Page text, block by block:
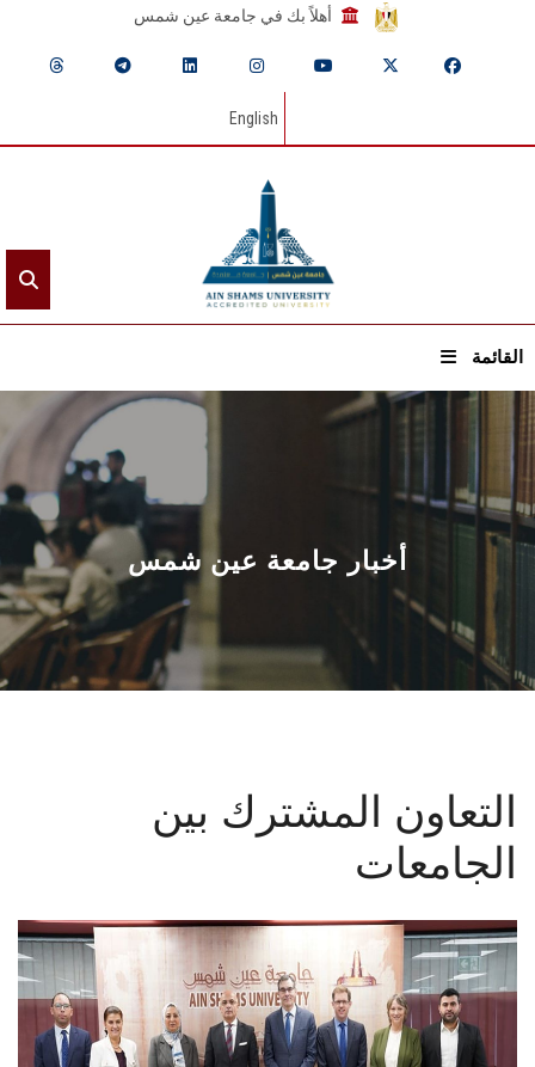
أهلاً بك في جامعة عين شمس
English
القائمة
الرئيسيـة
عن الجامعة
القطاعـات
الشئون الأكاديمية
البحث العلمي
الإعلام
تواصل معنا
أخبار جامعة عين شمس
التعاون المشترك بين
الجامعات